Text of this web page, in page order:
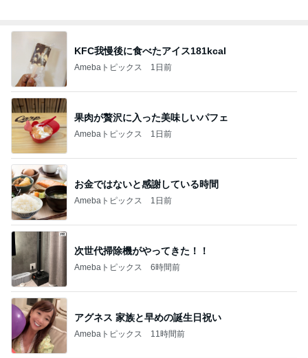
KFC我慢後に食べたアイス181kcal
Amebaトピックス 1日前
果肉が贅沢に入った美味しいパフェ
Amebaトピックス 1日前
お金ではないと感謝している時間
Amebaトピックス 1日前
次世代掃除機がやってきた！！
Amebaトピックス 6時間前
アグネス 家族と早めの誕生日祝い
Amebaトピックス 11時間前